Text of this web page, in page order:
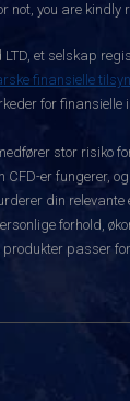
not, you are kindly
et selskap
finansielle
for finansielle
stor risiko
er fungerer,
din
forhold,
passer